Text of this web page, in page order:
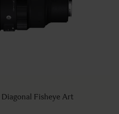
Fisheye Art